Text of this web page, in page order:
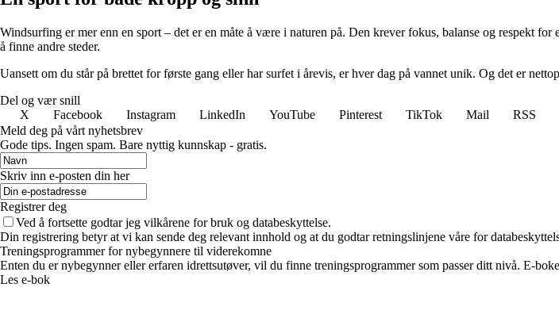
Windsurfing er mer enn en sport – det er en måte å være i naturen på. Den krever fokus, balanse og respekt
å finne andre steder.
Uansett om du står på brettet for første gang eller har surfet i årevis, er hver dag på vannet unik. Og det er
Del og vær snill
X
Facebook Instagram LinkedIn YouTube Pinterest TikTok Mail
RSS
Meld deg på vårt nyhetsbrev
Gode ​​tips. Ingen spam. Bare nyttig kunnskap - gratis.
Skriv inn e-posten din her
Registrer deg
Ved å fortsette godtar jeg vilkårene for bruk og databeskyttelse.
Din registrering betyr at vi kan sende deg relevant innhold og at du godtar retningslinjene våre for
Treningsprogrammer for nybegynnere til viderekomne
Enten du er nybegynner eller erfaren idrettsutøver, vil du finne treningsprogrammer som passer ditt nivå. E-
Les e-bok